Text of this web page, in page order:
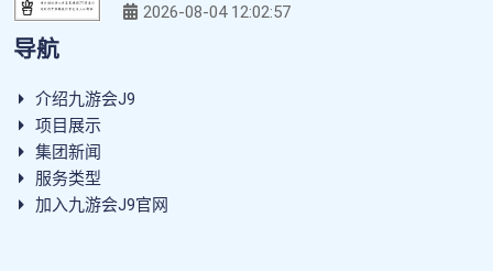
2026-08-04 12:02:57
导航
介绍九游会J9
项目展示
集团新闻
服务类型
加入九游会J9官网